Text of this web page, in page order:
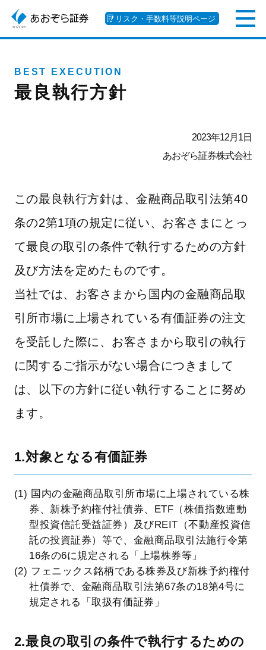
リスク・手数料等説明ページ
BEST EXECUTION
最良執行方針
2023年12月1日
あおぞら証券株式会社
この最良執行方針は、金融商品取引法第40
条の2第1項の規定に従い、お客さまにとっ
て最良の取引の条件で執行するための方針
及び方法を定めたものです。
当社では、お客さまから国内の金融商品取
引所市場に上場されている有価証券の注文
を受託した際に、お客さまから取引の執行
に関するご指示がない場合につきまして
は、以下の方針に従い執行することに努め
ます。
1.対象となる有価証券
(1) 国内の金融商品取引所市場に上場されている株
券、新株予約権付社債券、ETF（株価指数連動
型投資信託受益証券）及びREIT（不動産投資信
託の投資証券）等で、金融商品取引法施行令第
16条の6に規定される「上場株券等」
(2) フェニックス銘柄である株券及び新株予約権付
社債券で、金融商品取引法第67条の18第4号に
規定される「取扱有価証券」
2.最良の取引の条件で執行するための